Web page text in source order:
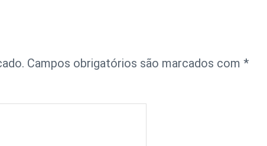
Campos obrigatórios são marcados com*